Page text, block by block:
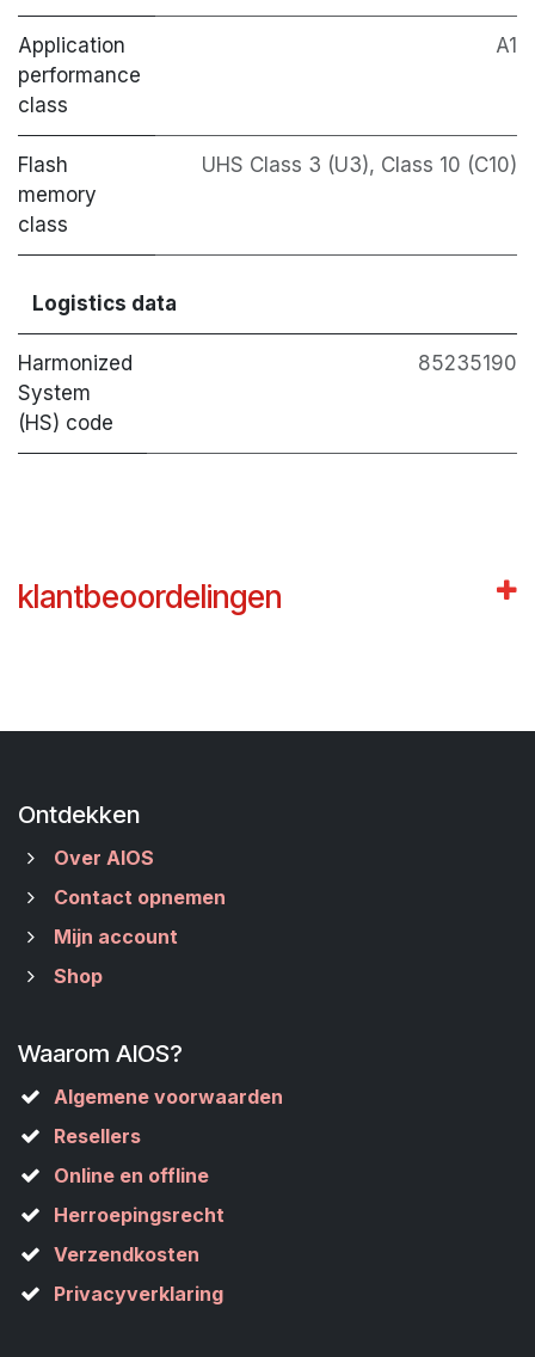
Application
performance
class
A1
Flash
memory
class
UHS Class 3 (U3), Class 10 (C10)
Logistics data
Harmonized
System
(HS) code
85235190
klantbeoordelingen
Ontdekken
Over AIOS
Contact opnemen
Mijn account
Shop
Waarom AIOS?
Algemene voorwaarden
Resellers
Online en offline
Herroepingsrecht
Verzendkosten
Privacyverklaring